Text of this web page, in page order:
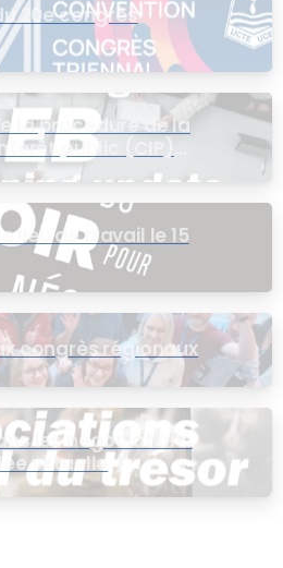
20e congrès
la procédure de la
public (CIP)
lieu de travail le 15
congrès régionaux
les négociations
virtuelle